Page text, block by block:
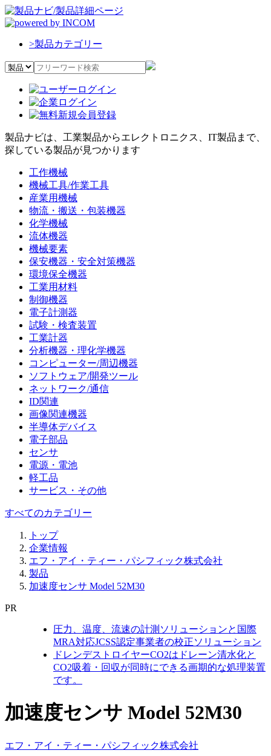
>製品カテゴリー
製品ナビは、工業製品からエレクトロニクス、IT製品まで、
探している製品が見つかります
工作機械
機械工具/作業工具
産業用機械
物流・搬送・包装機器
化学機械
流体機器
機械要素
保安機器・安全対策機器
環境保全機器
工業用材料
制御機器
電子計測器
試験・検査装置
工業計器
分析機器・理化学機器
コンピューター/周辺機器
ソフトウェア/開発ツール
ネットワーク/通信
ID関連
画像関連機器
半導体デバイス
電子部品
センサ
電源・電池
軽工品
サービス・その他
すべてのカテゴリー
トップ
企業情報
エフ・アイ・ティー・パシフィック株式会社
製品
加速度センサ Model 52M30
PR
圧力、温度、流速の計測ソリューションと国際
MRA対応JCSS認定事業者の校正ソリューション
ドレンデストロイヤーCO2はドレーン清水化と
CO2吸着・回収が同時にできる画期的な処理装置
です。
加速度センサ Model 52M30
エフ・アイ・ティー・パシフィック株式会社